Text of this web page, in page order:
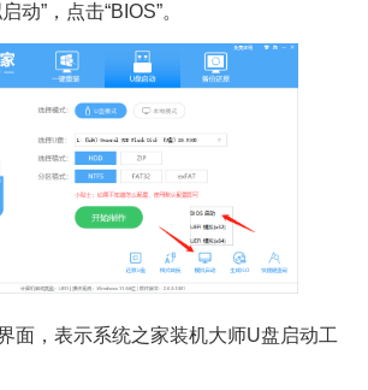
”，点击“BIOS”。
，表示系统之家装机大师U盘启动工